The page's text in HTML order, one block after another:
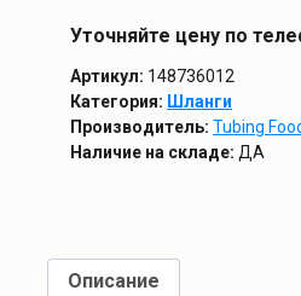
Уточняйте цену по
Артикул: 148736012
Категория: Шланги
Производитель: Tubing
Наличие на складе: ДА
Описание